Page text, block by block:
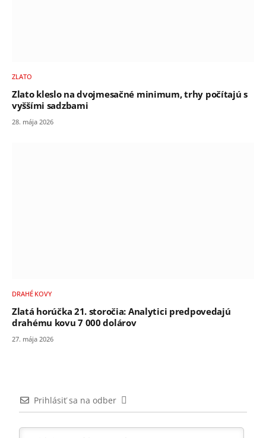
ZLATO
Zlato kleslo na dvojmesačné minimum, trhy počítajú s
vyššími sadzbami
28. mája 2026
DRAHÉ KOVY
Zlatá horúčka 21. storočia: Analytici predpovedajú
drahému kovu 7 000 dolárov
27. mája 2026
Prihlásiť sa na odber